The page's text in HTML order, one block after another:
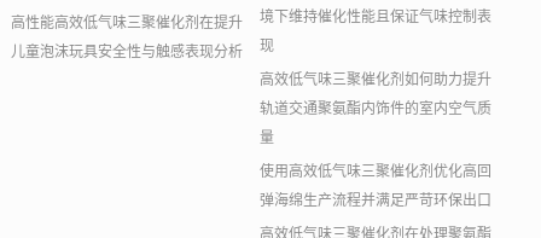
高性能高效低气味三聚催化剂在提升
儿童泡沫玩具安全性与触感表现分析
境下维持催化性能且保证气味控制表
现
高效低气味三聚催化剂如何助力提升
轨道交通聚氨酯内饰件的室内空气质
量
使用高效低气味三聚催化剂优化高回
弹海绵生产流程并满足严苛环保出口